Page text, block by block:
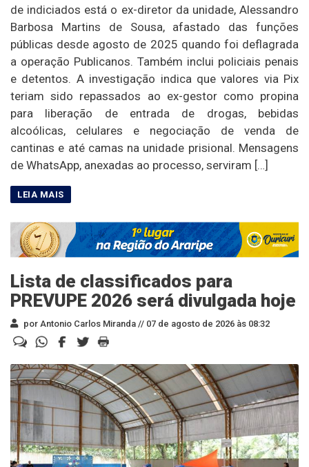
de indiciados está o ex-diretor da unidade, Alessandro
Barbosa Martins de Sousa, afastado das funções
públicas desde agosto de 2025 quando foi deflagrada
a operação Publicanos. Também inclui policiais penais
e detentos. A investigação indica que valores via Pix
teriam sido repassados ao ex-gestor como propina
para liberação de entrada de drogas, bebidas
alcoólicas, celulares e negociação de venda de
cantinas e até camas na unidade prisional. Mensagens
de WhatsApp, anexadas ao processo, serviram […]
Lista de classificados para
PREVUPE 2026 será divulgada hoje
por Antonio Carlos Miranda // 07 de agosto de 2026 às 08:32